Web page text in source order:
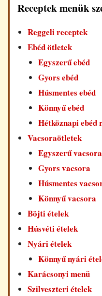
Receptek menük
Reggeli receptek
Ebéd ötletek
Egyszerű ebéd
Gyors ebéd
Húsmentes ebéd
Könnyű ebéd
Hétköznapi ebéd
Vacsoraötletek
Egyszerű vacsora
Gyors vacsora
Húsmentes
Könnyű vacsora
Böjti ételek
Húsvéti ételek
Nyári ételek
Könnyű nyári
Karácsonyi menü
Szilveszteri ételek